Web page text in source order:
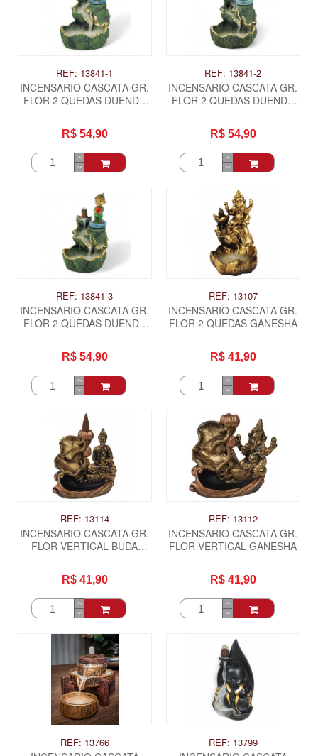
REF: 13841-1
INCENSARIO CASCATA GR.
FLOR 2 QUEDAS DUENDE
R$ 54,90
REF: 13841-2
INCENSARIO CASCATA GR.
FLOR 2 QUEDAS DUENDE
R$ 54,90
REF: 13841-3
INCENSARIO CASCATA GR.
FLOR 2 QUEDAS DUENDE
MORANGUINHO
R$ 54,90
REF: 13107
INCENSARIO CASCATA GR.
FLOR 2 QUEDAS GANESHA
R$ 41,90
REF: 13114
INCENSARIO CASCATA GR.
FLOR VERTICAL BUDA
R$ 41,90
REF: 13112
INCENSARIO CASCATA GR.
FLOR VERTICAL GANESHA
R$ 41,90
REF: 13766 REF: 13799